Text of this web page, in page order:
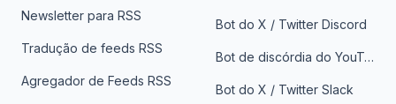
Newsletter para RSS
Tradução de feeds RSS
Agregador de Feeds RSS
Bot do X / Twitter Discord
Bot de discórdia do YouTube
Bot do X / Twitter Slack